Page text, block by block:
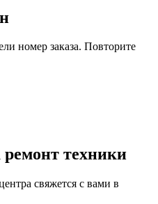
номер заказа. Повторите
ремонт техники
свяжется с вами в